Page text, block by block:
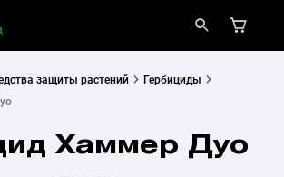
защиты растений
Гербициды
Хаммер Дуо